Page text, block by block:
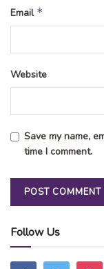
Email *
Website
Save my name,
time I comment.
Follow Us